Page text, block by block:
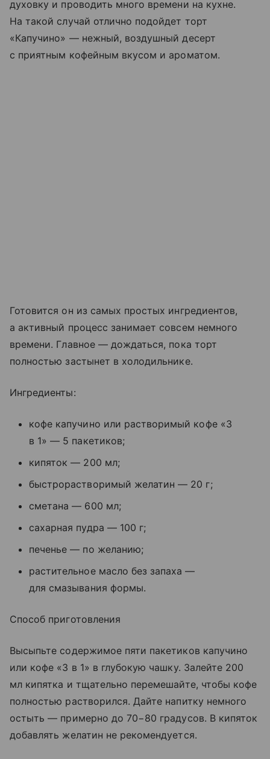
духовку и проводить много времени на кухне.
На такой случай отлично подойдет торт
«Капучино» — нежный, воздушный десерт
с приятным кофейным вкусом и ароматом.
Готовится он из самых простых ингредиентов,
а активный процесс занимает совсем немного
времени. Главное — дождаться, пока торт
полностью застынет в холодильнике.
Ингредиенты:
кофе капучино или растворимый кофе «3
в 1» — 5 пакетиков;
кипяток — 200 мл;
быстрорастворимый желатин — 20 г;
сметана — 600 мл;
сахарная пудра — 100 г;
печенье — по желанию;
растительное масло без запаха —
для смазывания формы.
Способ приготовления
Высыпьте содержимое пяти пакетиков капучино
или кофе «3 в 1» в глубокую чашку. Залейте 200
мл кипятка и тщательно перемешайте, чтобы кофе
полностью растворился. Дайте напитку немного
остыть — примерно до 70−80 градусов. В кипяток
добавлять желатин не рекомендуется.